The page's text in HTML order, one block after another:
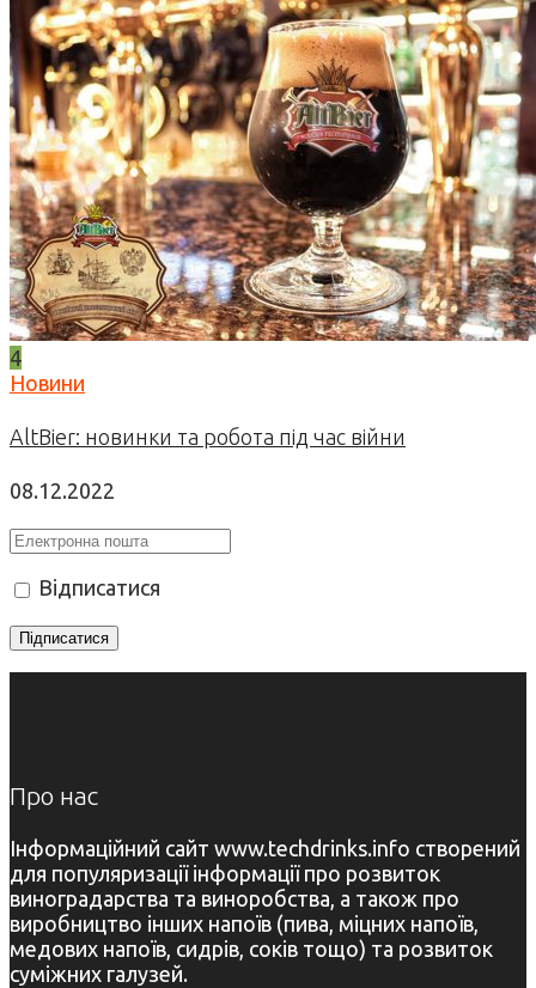
4
Новини
AltBier: новинки та робота під час війни
08.12.2022
Відписатися
Про нас
Інформаційний сайт www.techdrinks.info створений
для популяризації інформації про розвиток
виноградарства та виноробства, а також про
виробництво інших напоїв (пива, міцних напоїв,
медових напоїв, сидрів, соків тощо) та розвиток
суміжних галузей.